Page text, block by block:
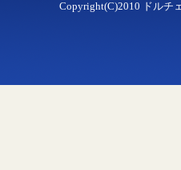
Copyright(C)2010 ドルチ